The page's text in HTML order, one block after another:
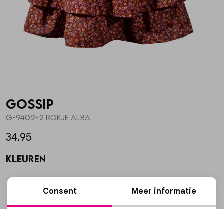
Skorts
Blazers & gilets
Rokken
Jumpsuits & playsuits
Broche
Enkelbandjes
Overige Sieraden
Parfum
Petten & Mutsen
Woonaccessoires
Gossip
G-9402-2 ROKJE ALBA
34,95
Kleuren
Consent Meer informatie